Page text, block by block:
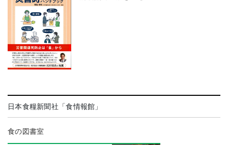
日本食糧新聞社「食情報館」
食の図書室